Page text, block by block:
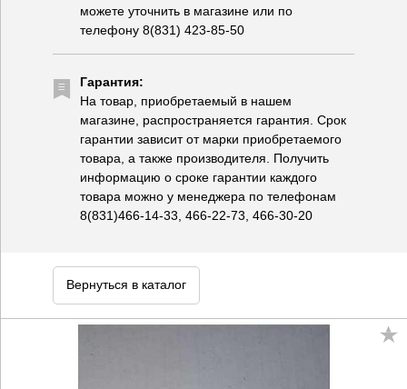
можете уточнить в магазине или по
телефону 8(831) 423-85-50
Гарантия:
На товар, приобретаемый в нашем
магазине, распространяется гарантия. Срок
гарантии зависит от марки приобретаемого
товара, а также производителя. Получить
информацию о сроке гарантии каждого
товара можно у менеджера по телефонам
8(831)466-14-33, 466-22-73, 466-30-20
Вернуться в каталог